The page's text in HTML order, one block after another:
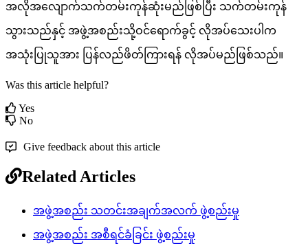
အလအလကသကတမကနဆမည ဖစ ပ သကတမကန
သသညနင အဖအစညသဝငရကခင လအပသပ က
အသ ပသအ ပနလညဖတ ကရန လအပမည ဖစသည။
Was this article helpful?
Yes
No
Give feedback about this article
Related Articles
အဖွဲ့အစည်း သတင်းအချက်အလက် ဖွဲ့စည်းမှု
အဖွဲ့အစည်း အစီရင်ခံခြင်း ဖွဲ့စည်းမှု